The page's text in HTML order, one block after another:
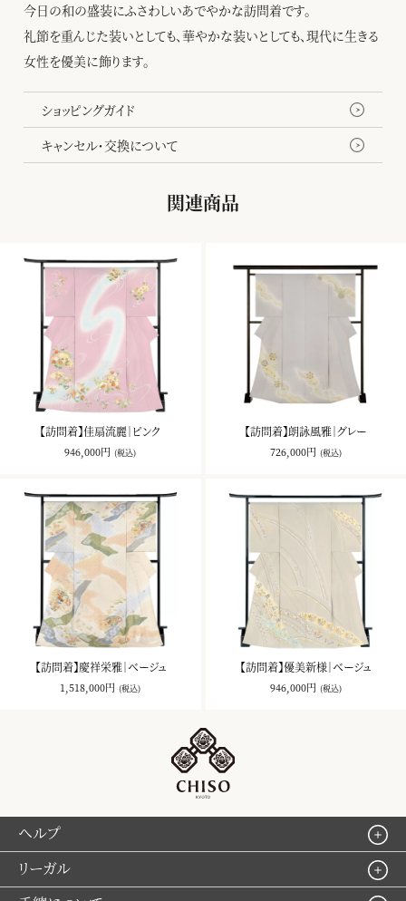
今日の和の盛装にふさわしいあでやかな訪問着です。
礼節を重んじた装いとしても、華やかな装いとしても、現代に生きる
女性を優美に飾ります。
ショッピングガイド
キャンセル・交換について
関連商品
【訪問着】佳扇流麗｜ピンク
946,000円 (税込)
【訪問着】朗詠風雅｜グレー
726,000円 (税込)
【訪問着】慶祥栄雅｜ベージュ
1,518,000円 (税込)
【訪問着】優美新様｜ベージュ
946,000円 (税込)
ヘルプ
リーガル